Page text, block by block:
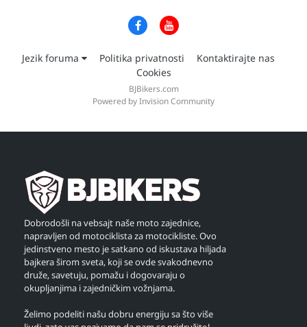
Jezik foruma Politika privatnosti
Kontaktirajte nas
Cookies
BJBikers.com
Powered by Invision Community
Dobrodošli na vebsajt naše moto zajednice,
napravljen od motociklista za motocikliste. Ovo
jedinstveno mesto je satkano od iskustava hiljada
bajkera širom sveta, koji se ovde svakodnevno
druže, savetuju, pomažu i dogovaraju o
okupljanjima i zajedničkim vožnjama.
Želimo podeliti našu dobru energiju sa što više